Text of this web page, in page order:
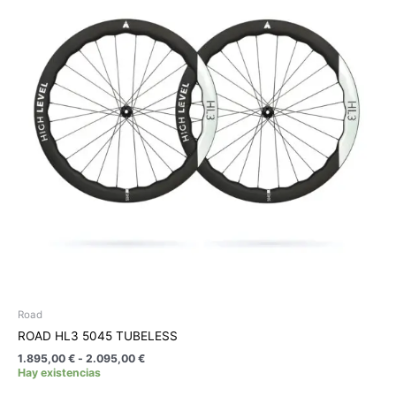
Road
ROAD HL3 5045 TUBELESS
1.895,00 € - 2.095,00 €
2.095,00 €
Hay existencias
variantes.
Las
opciones
se
pueden
elegir
en
la
página
de